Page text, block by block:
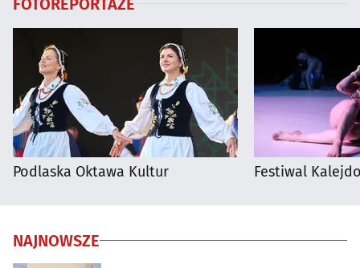
FOTOREPORTAŻE
Podlaska Oktawa Kultur Festiwal
NAJNOWSZE